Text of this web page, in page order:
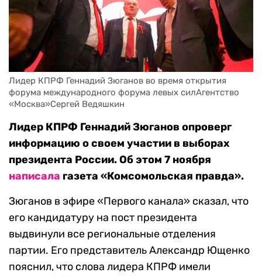
Лидер КПРФ Геннадий Зюганов во время открытия
форума международного форума левых силАгентство
«Москва»Сергей Ведяшкин
Лидер КПРФ Геннадий Зюганов опроверг
информацию о своем участии в выборах
президента России. Об этом 7 ноября
написала газета «Комсомольская правда».
Зюганов в эфире «Первого канала» сказал, что
его кандидатуру на пост президента
выдвинули все региональные отделения
партии. Его представитель Александр Ющенко
пояснил, что слова лидера КПРФ имели